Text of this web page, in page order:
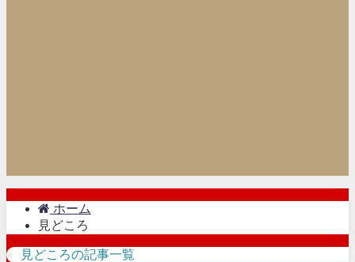
ホーム
見どころ
見どころの記事一覧